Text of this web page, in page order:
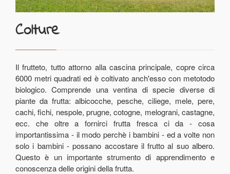
Colture
Il frutteto, tutto attorno alla cascina principale, copre circa
6000 metri quadrati ed è coltivato anch'esso con metotodo
biologico. Comprende una ventina di specie diverse di
piante da frutta: albicocche, pesche, ciliege, mele, pere,
cachi, fichi, nespole, prugne, cotogne, melograni, castagne,
ecc. che oltre a fornirci frutta fresca ci da - cosa
importantissima - il modo perchè i bambini - ed a volte non
solo i bambini - possano accostare il frutto al suo albero.
Questo è un importante strumento di apprendimento e
conoscenza delle origini della frutta.